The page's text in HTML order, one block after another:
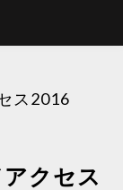
ス2016
クセス